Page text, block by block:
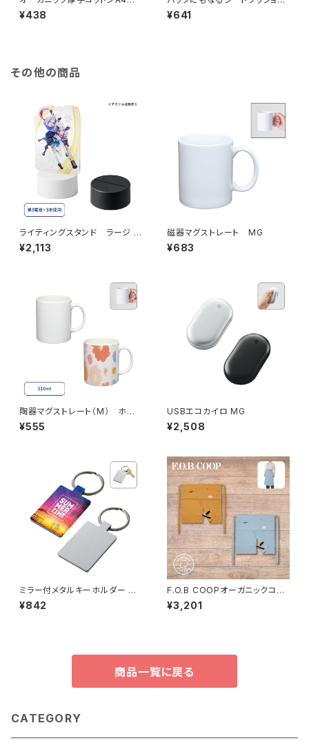
ットバッグ MG
¥438
ン MG
¥641
その他の商品
ライティングスタンド ラージ M
G (アクリル板対応）
¥2,113
磁器マグストレート MG
¥683
陶器マグストレート（M） ホワ
イト MG
¥555
USBエコカイロ MG
¥2,508
ミラー付メタルキーホルダー M
¥842
F.O.B COOPオーガニックコッ
トンワークエプロン ハーフ M
G
¥3,201
商品一覧に戻る
CATEGORY